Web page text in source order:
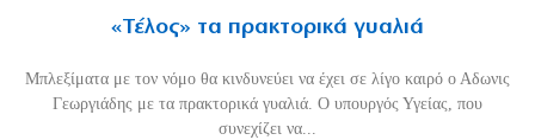
«Τέλος» τα πρακτορικά γυαλιά
Μπλεξίματα με τον νόμο θα κινδυνεύει να έχει σε λίγο καιρό ο Αδωνις
Γεωργιάδης με τα πρακτορικά γυαλιά. Ο υπουργός Υγείας, που
συνεχίζει να...